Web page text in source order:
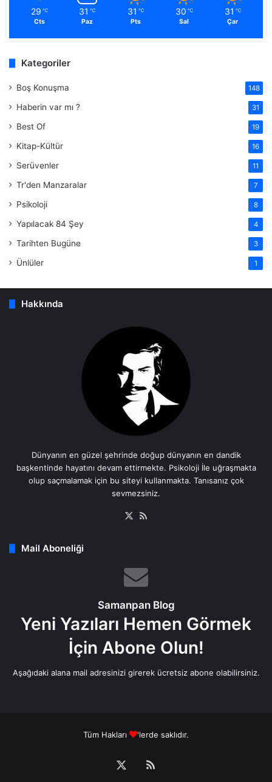
29 ℃
Cts
31 ℃
Paz
31 ℃
Pts
30 ℃
Sal
31 ℃
Çar
Kategoriler
Boş Konuşma 148
Haberin var mı ? 31
Best Of 19
Kitap-Kültür 16
Serüvenler 11
Tr'den Manzaralar 7
Psikoloji 8
Yapılacak 84 Şey 4
Tarihten Bugüne 3
Ünlüler 1
Hakkında
Dünyanın en güzel şehrinde doğup dünyanın en dandik
başkentinde hayatını devam ettirmekte. Psikoloji İle uğraşmakta
olup saçmalamak için bu siteyi kullanmakta. Tanısanız çok
sevmezsiniz.
X
Mail Aboneliği
Samanpan Blog
Yeni Yazıları Hemen Görmek
İçin Abone Olun!
Aşağıdaki alana mail adresinizi girerek ücretsiz abone olabilirsiniz.
Tüm Hakları 'lerde saklıdır.